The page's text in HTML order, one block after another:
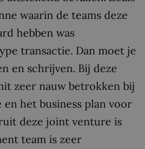
waarin de teams deze
hebben was
transactie. Dan moet je
en schrijven. Bij deze
zeer nauw betrokken bij
en het business plan voor
deze joint venture is
team is zeer